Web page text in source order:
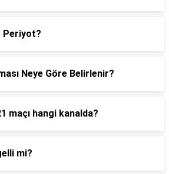
Periyot?
Neye Göre Belirlenir?
maçı hangi kanalda?
mi?